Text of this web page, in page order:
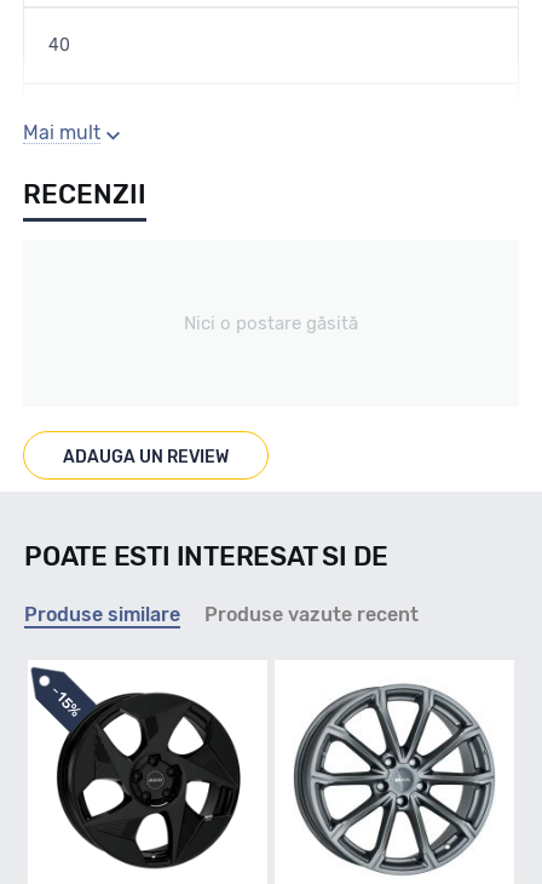
40
Gaura centrala
76
Se poate cumpara doar la set de 4 buc! Kit montaj GRATUIT
in caz ca este nevoie!
Mai mult
RECENZII
Nici o postare găsită
ADAUGA UN REVIEW
POATE ESTI INTERESAT SI DE
Produse similare Produse vazute recent
-15%